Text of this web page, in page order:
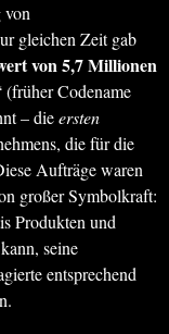
gleichen Zeit gab
von 5,7 Millionen
Codename
– dieersten
die für die
Aufträge waren
großer Symbolkraft:
Produkten und
seine
entsprechend